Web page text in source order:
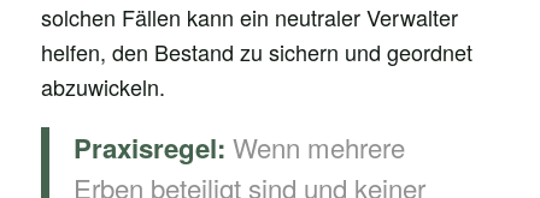
solchen Fällen kann ein neutraler Verwalter
helfen, den Bestand zu sichern und geordnet
abzuwickeln.
Praxisregel: Wenn mehrere
Erben beteiligt sind und keiner